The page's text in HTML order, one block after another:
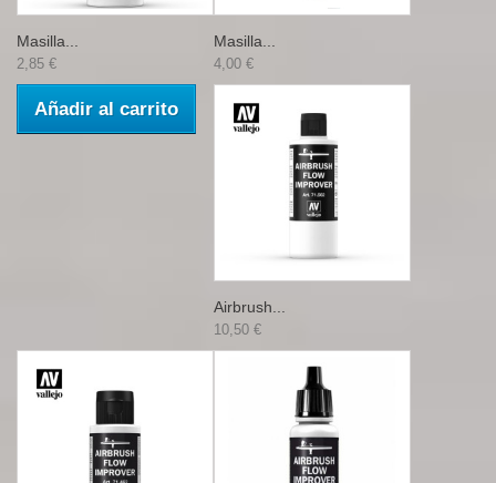
Masilla...
2,85 €
Añadir al carrito
Masilla...
4,00 €
Airbrush...
10,50 €